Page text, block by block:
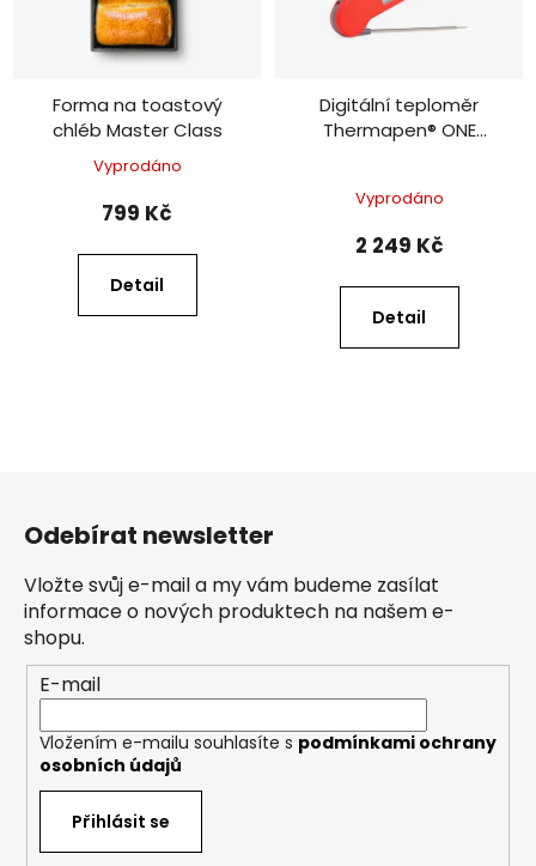
Forma na toastový
chléb Master Class
Vyprodáno
799 Kč
Detail
Digitální teploměr
Thermapen® ONE
hodnocení
produktu
5,0
Vyprodáno
2 249 Kč
Detail
Odebírat newsletter
Vložte svůj e-mail a my vám budeme zasílat
informace o nových produktech na našem e-
shopu.
E-mail
Vložením e-mailu souhlasíte s podmínkami ochrany
osobních údajů
Přihlásit se